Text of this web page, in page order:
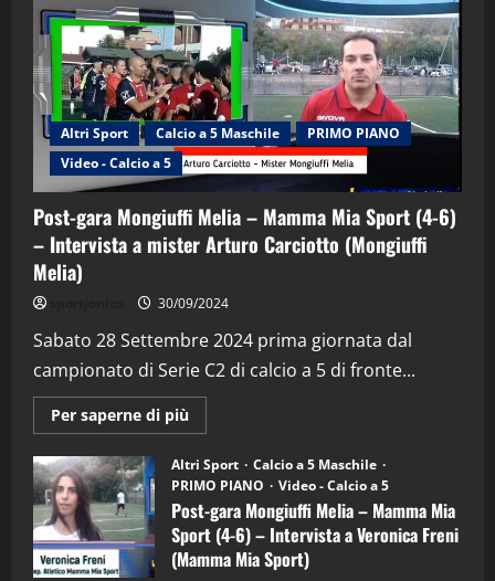
Altri Sport Calcio a 5 Maschile
PRIMO PIANO
Video - Calcio a 5
Post-gara Mongiuffi Melia – Mamma Mia Sport (4-6)
– Intervista a mister Arturo Carciotto (Mongiuffi
Melia)
30/09/2024
Sabato 28 Settembre 2024 prima giornata dal
campionato di Serie C2 di calcio a 5 di fronte...
Per saperne di più
informazioni
Post-
gara
Mongiuffi
Melia
–
Mamma
Mia
Sport
Altri Sport
Calcio a 5 Maschile
PRIMO PIANO
Video - Calcio a 5
Post-gara Mongiuffi Melia – Mamma Mia
Sport (4-6) – Intervista a Veronica Freni
(Mamma Mia Sport)
2
“SportEmpire” in Podcast: 29^ Puntata
(Martedi 28 Aprile 2026)
28/04/2026
3
"SportEmpire" in Podcast
“SportEmpire” in Podcast: 28^ Puntata
(Martedi 21 Aprile 2026)
21/04/2026